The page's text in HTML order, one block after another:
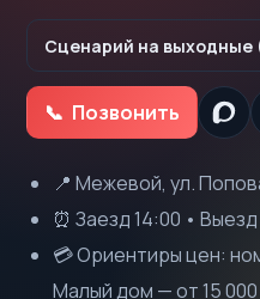
Сценарий на выходные
Позвонить
📍 Межевой, ул.
⏰ Заезд 14:00 • Выезд
💳 Ориентиры цен:
Малый дом — от 15